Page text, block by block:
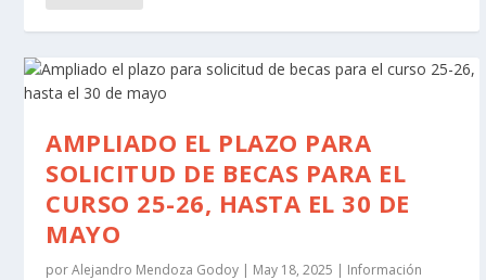
AMPLIADO EL PLAZO PARA
SOLICITUD DE BECAS PARA EL
CURSO 25-26, HASTA EL 30 DE
MAYO
porAlejandro Mendoza Godoy | May 18, 2025 | Información